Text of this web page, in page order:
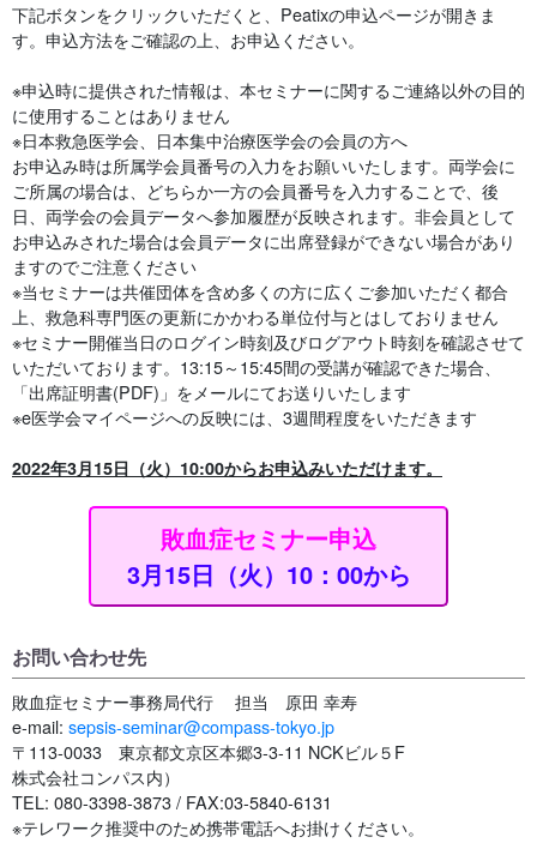
下記ボタンをクリックいただくと、Peatixの申込ページが開きま
す。申込方法をご確認の上、お申込ください。
※申込時に提供された情報は、本セミナーに関するご連絡以外の目的
に使用することはありません
※日本救急医学会、日本集中治療医学会の会員の方へ
お申込み時は所属学会員番号の入力をお願いいたします。両学会に
ご所属の場合は、どちらか一方の会員番号を入力することで、後
日、両学会の会員データへ参加履歴が反映されます。非会員として
お申込みされた場合は会員データに出席登録ができない場合があり
ますのでご注意ください
※当セミナーは共催団体を含め多くの方に広くご参加いただく都合
上、救急科専門医の更新にかかわる単位付与とはしておりません
※セミナー開催当日のログイン時刻及びログアウト時刻を確認させて
いただいております。13:15～15:45間の受講が確認できた場合、
「出席証明書(PDF)」をメールにてお送りいたします
※e医学会マイページへの反映には、3週間程度をいただきます
2022年3月15日（火）10:00からお申込みいただけます。
敗血症セミナー申込
3月15日（火）10：00から
お問い合わせ先
敗血症セミナー事務局代行 担当 原田 幸寿
e-mail: sepsis-seminar@compass-tokyo.jp
〒113-0033 東京都文京区本郷3-3-11 NCKビル５F
株式会社コンパス内）
TEL: 080-3398-3873 / FAX:03-5840-6131
※テレワーク推奨中のため携帯電話へお掛けください。